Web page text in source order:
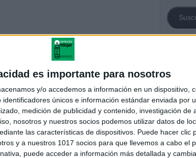
es importante para nosotros
y/o accedemos a información en un dispositivo,
únicos e información estándar enviada por
medición de publicidad y contenido, investigación de
nosotros y nuestros socios podemos utilizar datos de
las características de dispositivos. Puede hacer clic
y a nuestros 1017 socios para que llevemos a cabo el
puede acceder a información más detallada y
SIGUE